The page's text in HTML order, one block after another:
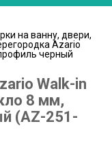
на ванну, двери,
Azario
черный
Walk-in
8 мм,
(AZ-251-